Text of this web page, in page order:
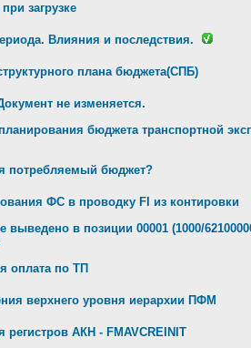
загрузке
Влияния и последствия.
плана бюджета(СПБ)
не изменяется.
бюджета транспортной
потребляемый бюджет?
ФС в проводку FI из контировки
выведено в позиции 00001 (1000/
оплата по ТП
верхнего уровня иерархии ПФМ
регистров АКН - FMAVCREINIT